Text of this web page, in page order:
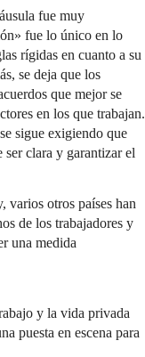
fue muy
fue lo único en lo
rígidas en cuanto a su
se deja que los
que mejor se
en los que trabajan.
sigue exigiendo que
clara y garantizar el
varios otros países han
de los trabajadores y
una medida
y la vida privada
puesta en escena para